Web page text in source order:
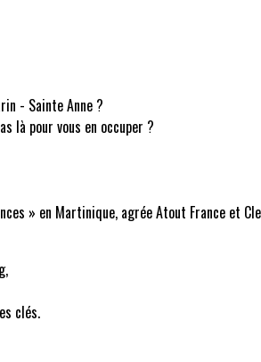
- Sainte Anne ?
là pour vous en occuper ?
» en Martinique, agrée Atout France et
clés.